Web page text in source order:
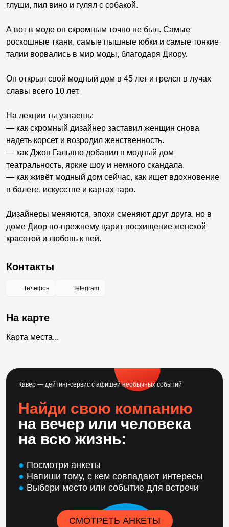
глуши, пил вино и гулял с собакой.
А вот в моде он скромным точно не был. Самые
роскошные ткани, самые пышные юбки и самые тонкие
талии ворвались в мир моды, благодаря Диору.
Он открыл свой модный дом в 45 лет и грелся в лучах
славы всего 10 лет.
На лекции ты узнаешь:
— как скромный дизайнер заставил женщин снова
надеть корсет и возродил женственность.
— как Джон Гальяно добавил в модный дом
театральность, яркие шоу и немного скандала.
— как живёт модный дом сейчас, как ищет вдохновение
в балете, искусстве и картах таро.
Дизайнеры меняются, эпохи сменяют друг друга, но в
доме Диор по-прежнему царит восхищение женской
красотой и любовь к ней.
Контакты
Телефон Telegram
На карте
Карта места...
Кавёр — дейтинг-сервис с афишей необычных событий
Найди свою компанию
на вечер или человека
на всю жизнь:
● Посмотри анкеты
● Напиши тому, с кем совпадают интересы
● Выбери место или событие для встречи
СМОТРЕТЬ АНКЕТЫ